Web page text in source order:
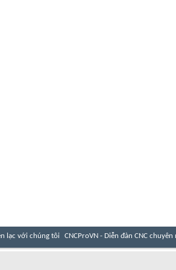
lạc với chúng tôi CNCProVN - Diễn đàn CNC chuyên